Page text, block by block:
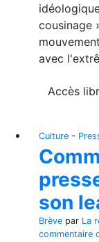
cousinage
avec
Accès
Culture -
son
Brève par La
commentaire